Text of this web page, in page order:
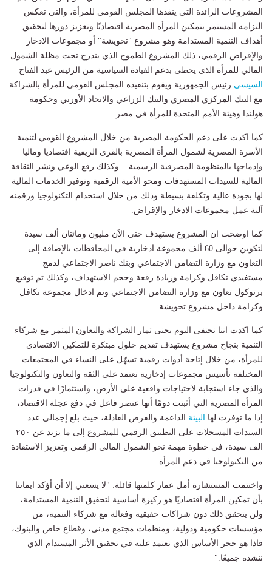
المشروعات الرائدة التي ينفذها المجلس القومي للمرأة، والتي تعكس
التزامه المستمر بتمكين المرأة المصرية اقتصاديًا وتعزيز دورها لتحقيق
أهداف التنمية المستدامة وهو مشروع "تحويشة" أو مجموعات الادخار
والإقراض الرقمي، ذلك المشروع الطموح الذي يندرج تحت مظلة الشمول
المالي للمرأة الذى يحظى بدعم القيادة السياسية من الرئيس عبد الفتاح
السيسي رئيس الجمهورية ويقوم بتنفيذه المجلس القومي للمرأة بالشراكة
مع البنك المركزي المصري والبنك الزراعي والاتحاد الأوربي وحكومة
هولندا وهيئة الأمم المتحدة للمرأة في مصر.
كما اكدت على دعم الحكومة المصرية من خلال المشروع القومي لتنمية
الأسرة المصرية لشمول المرأة المصرية بالقرى الريفية اقتصاديا وماليا
وإدماجها بالمنظومة المصرفية الرسمية .. وكذلك رفع الوعي ونشر الثقافة
المالية للسيدات المستهدفات ومحو الأمية الرقمية وتوفير الخدمات المالية
لها بجودة عالية وتكلفة بسيطة وذلك من خلال استخدام التكنولوجيا ورقمنه
اَلية عمل مجموعات الادخار والإقراض.
كما اوضحت ان المشروع يستهدف حتى الاَن مليون ومائتان ألف سيدة
لتكوين حوالى 60 ألف مجموعة ادخارية في المحافظات بالإضافة إلى
التعاون مع وزارة التضامن الاجتماعي وبنك ناصر الاجتماعي لدمج
مستفيدي تكافل وكرامة وزيادة رقعة وحجم الاستهداف، وكذلك تم توقيع
برتوكول تعاون مع وزارة التضامن الاجتماعي وتم ادخال مجموعة تكافل
وكرامة داخل مشروع تحويشة.
كما اكدت اننا نحتفى اليوم بجنى ثمار الشراكة والتعاون المثمر مع شركاء
التنمية بنجاح مشروع يستهدف تقديم حلول مبتكرة للتمكين الاقتصادي
للمرأة، من خلال إتاحة أدوات رقمية تسهّل على النساء في المجتمعات
المختلفة تأسيس مجموعات إدخارية تعتمد على الثقة والتعاون والتكنولوجيا
والذى جاء استجابة لاحتياجات واقعية على الأرض، واستثمارًا في قدرات
المرأة المصرية التي أثبتت دومًا أنها عنصر فاعل في دفع عجلة الاقتصاد،
إذا ما توفرت لها
البيئة الداعمة والفرص العادلة، حيث بلغ إجمالي عدد
السيدات المسجلات على التطبيق الرقمي للمشروع إلى ما يزيد عن ٢٥٠
الف سيدة، في خطوة مهمة نحو الشمول المالي الرقمي وتعزيز الاستفادة
من التكنولوجيا في دعم المرأة.
واختتمت المستشارة أمل عمار كلمتها قائلة: "لا يسعني إلا أن أؤكد ايماننا
بأن تمكين المرأة اقتصاديًا هو ركيزة أساسية لتحقيق التنمية المستدامة،
ولن يتحقق ذلك دون شراكات حقيقية وفعالة مع شركاء التنمية، من
مؤسسات حكومية ودولية، ومنظمات مجتمع مدني، وقطاع خاص والبنوك،
فاذا هو حجر الأساس الذي نعتمد عليه في تحقيق الأثر المستدام الذي
ننشده جميعًا."